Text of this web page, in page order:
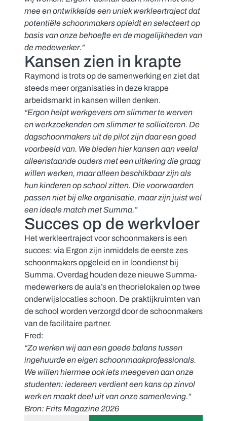
mee en ontwikkelde een uniek werkleertraject dat
potentiële schoonmakers opleidt en selecteert op
basis van onze behoefte en de mogelijkheden van
de medewerker.”
Kansen zien in krapte
Raymond is trots op de samenwerking en ziet dat
steeds meer organisaties in deze krappe
arbeidsmarkt in kansen willen denken.
“Ergon helpt werkgevers om slimmer te werven
en werkzoekenden om slimmer te solliciteren. De
dagschoonmakers uit de pilot zijn daar een goed
voorbeeld van. We bieden hier kansen aan veelal
alleenstaande ouders met een uitkering die graag
willen werken, maar alleen beschikbaar zijn als
hun kinderen op school zitten. Die voorwaarden
passen niet bij elke organisatie, maar zijn juist wel
een ideale match met Summa.”
Succes op de werkvloer
Het werkleertraject voor schoonmakers is een
succes: via Ergon zijn inmiddels de eerste zes
schoonmakers opgeleid en in loondienst bij
Summa. Overdag houden deze nieuwe Summa-
medewerkers de aula’s en theorielokalen op twee
onderwijslocaties schoon. De praktijkruimten van
de school worden verzorgd door de schoonmakers
van de facilitaire partner.
Fred:
“Zo werken wij aan een goede balans tussen
ingehuurde en eigen schoonmaakprofessionals.
We willen hiermee ook iets meegeven aan onze
studenten: iedereen verdient een kans op zinvol
werk en maakt deel uit van onze samenleving.”
Bron: Frits Magazine 2026